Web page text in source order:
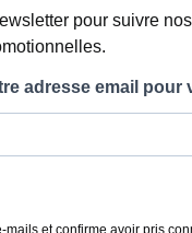
junger